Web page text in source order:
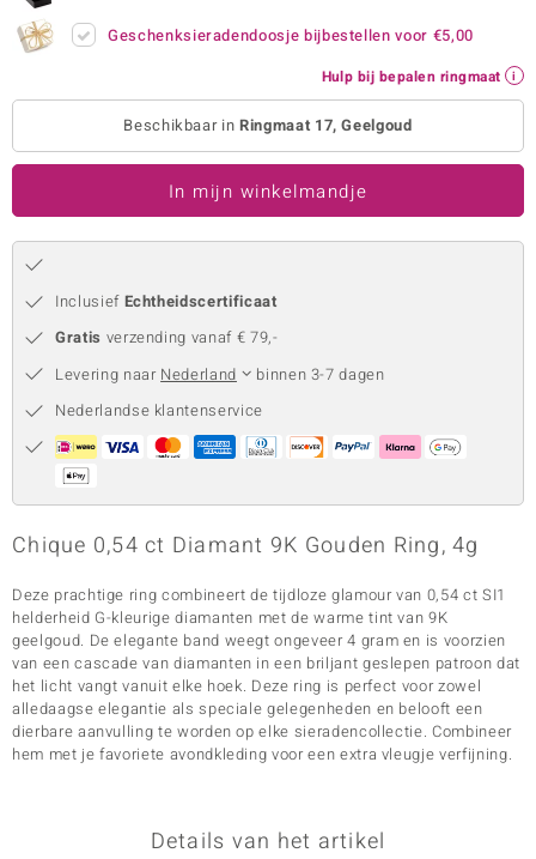
Collection
Geschenksieradendoosje bijbestellen voor €5,00
Hulp bij bepalen ringmaat
Beschikbaar inRingmaat 17, Geelgoud
In mijn winkelmandje
Inclusief Echtheidscertificaat
Gratis verzending vanaf € 79,-
Levering naar Nederland
binnen 3-7 dagen
Nederlandse klantenservice
Chique 0,54 ct Diamant 9K Gouden Ring, 4g
Deze prachtige ring combineert de tijdloze glamour van 0,54 ct SI1
helderheid G-kleurige diamanten met de warme tint van 9K
geelgoud. De elegante band weegt ongeveer 4 gram en is voorzien
van een cascade van diamanten in een briljant geslepen patroon dat
het licht vangt vanuit elke hoek. Deze ring is perfect voor zowel
alledaagse elegantie als speciale gelegenheden en belooft een
dierbare aanvulling te worden op elke sieradencollectie. Combineer
hem met je favoriete avondkleding voor een extra vleugje verfijning.
Details van het artikel